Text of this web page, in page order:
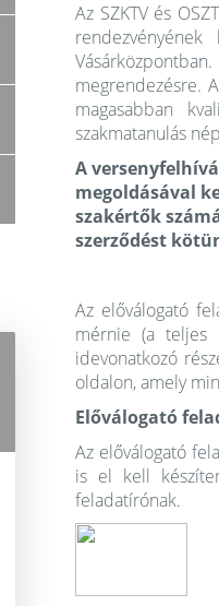
Az SZKTV és
megrendezésre.
magasabban
szakmatanulás
A
megoldásával
szakértők
szerződést
Az előválogató
mérnie (a teljes
idevonatkozó
oldalon, amely
Előválogató
Az előválogató
is el kell
feladatírónak.